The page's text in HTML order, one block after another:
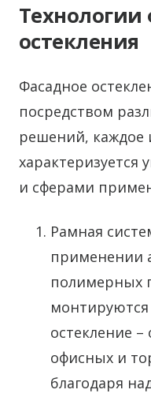
Технологии
остекления
Фасадное
посредством
решений, каждое
и сферами
Рамная
применении
полимерных
монтируются
остекление
офисных и
благодаря